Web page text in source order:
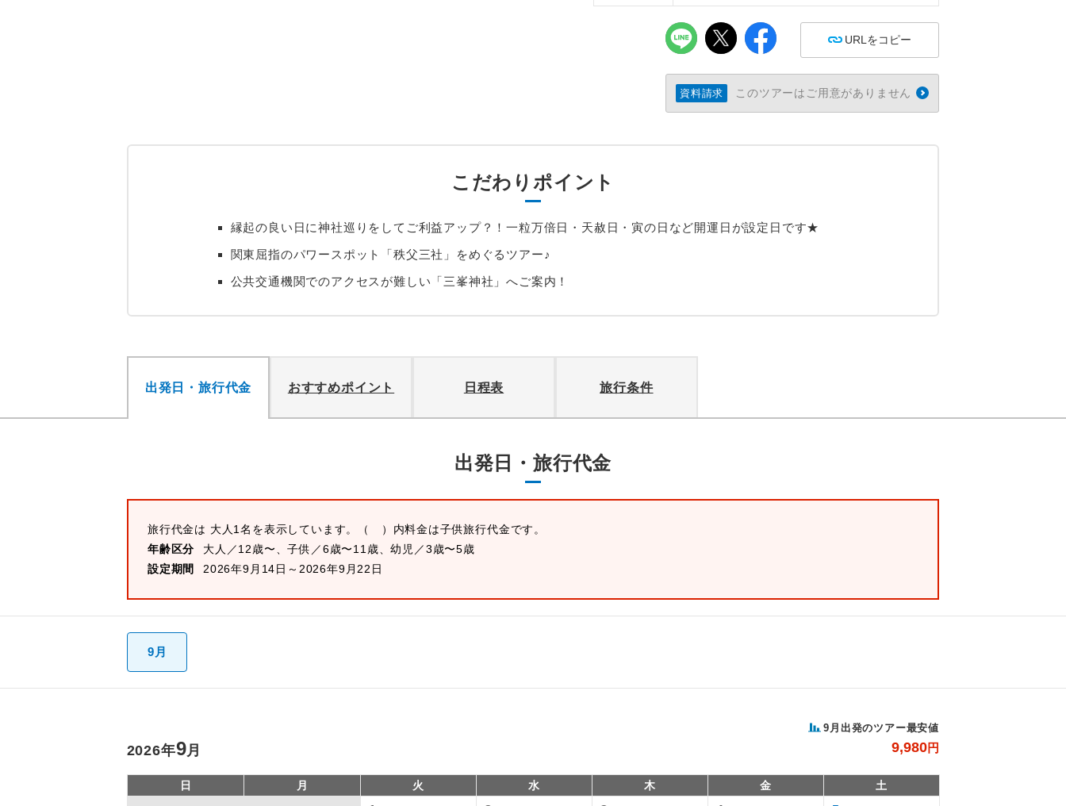
URLをコピー
資料請求 このツアーはご用意がありません
こだわりポイント
縁起の良い日に神社巡りをしてご利益アップ？！一粒万倍日・天赦日・寅の日など開運日が設定日です★
関東屈指のパワースポット「秩父三社」をめぐるツアー♪
公共交通機関でのアクセスが難しい「三峯神社」へご案内！
出発日・旅行代金 おすすめポイント 日程表 旅行条件
出発日・旅行代金
旅行代金は 大人1名を表示しています。
（ ）内料金は子供旅行代金です。
年齢区分
大人／12歳〜、子供／6歳〜11歳、幼児／3歳〜5歳
設定期間
2026年9月14日～2026年9月22日
9月
9 月出発のツアー最安値
9,980円
2026年9月
日 月 火 水 木 金 土